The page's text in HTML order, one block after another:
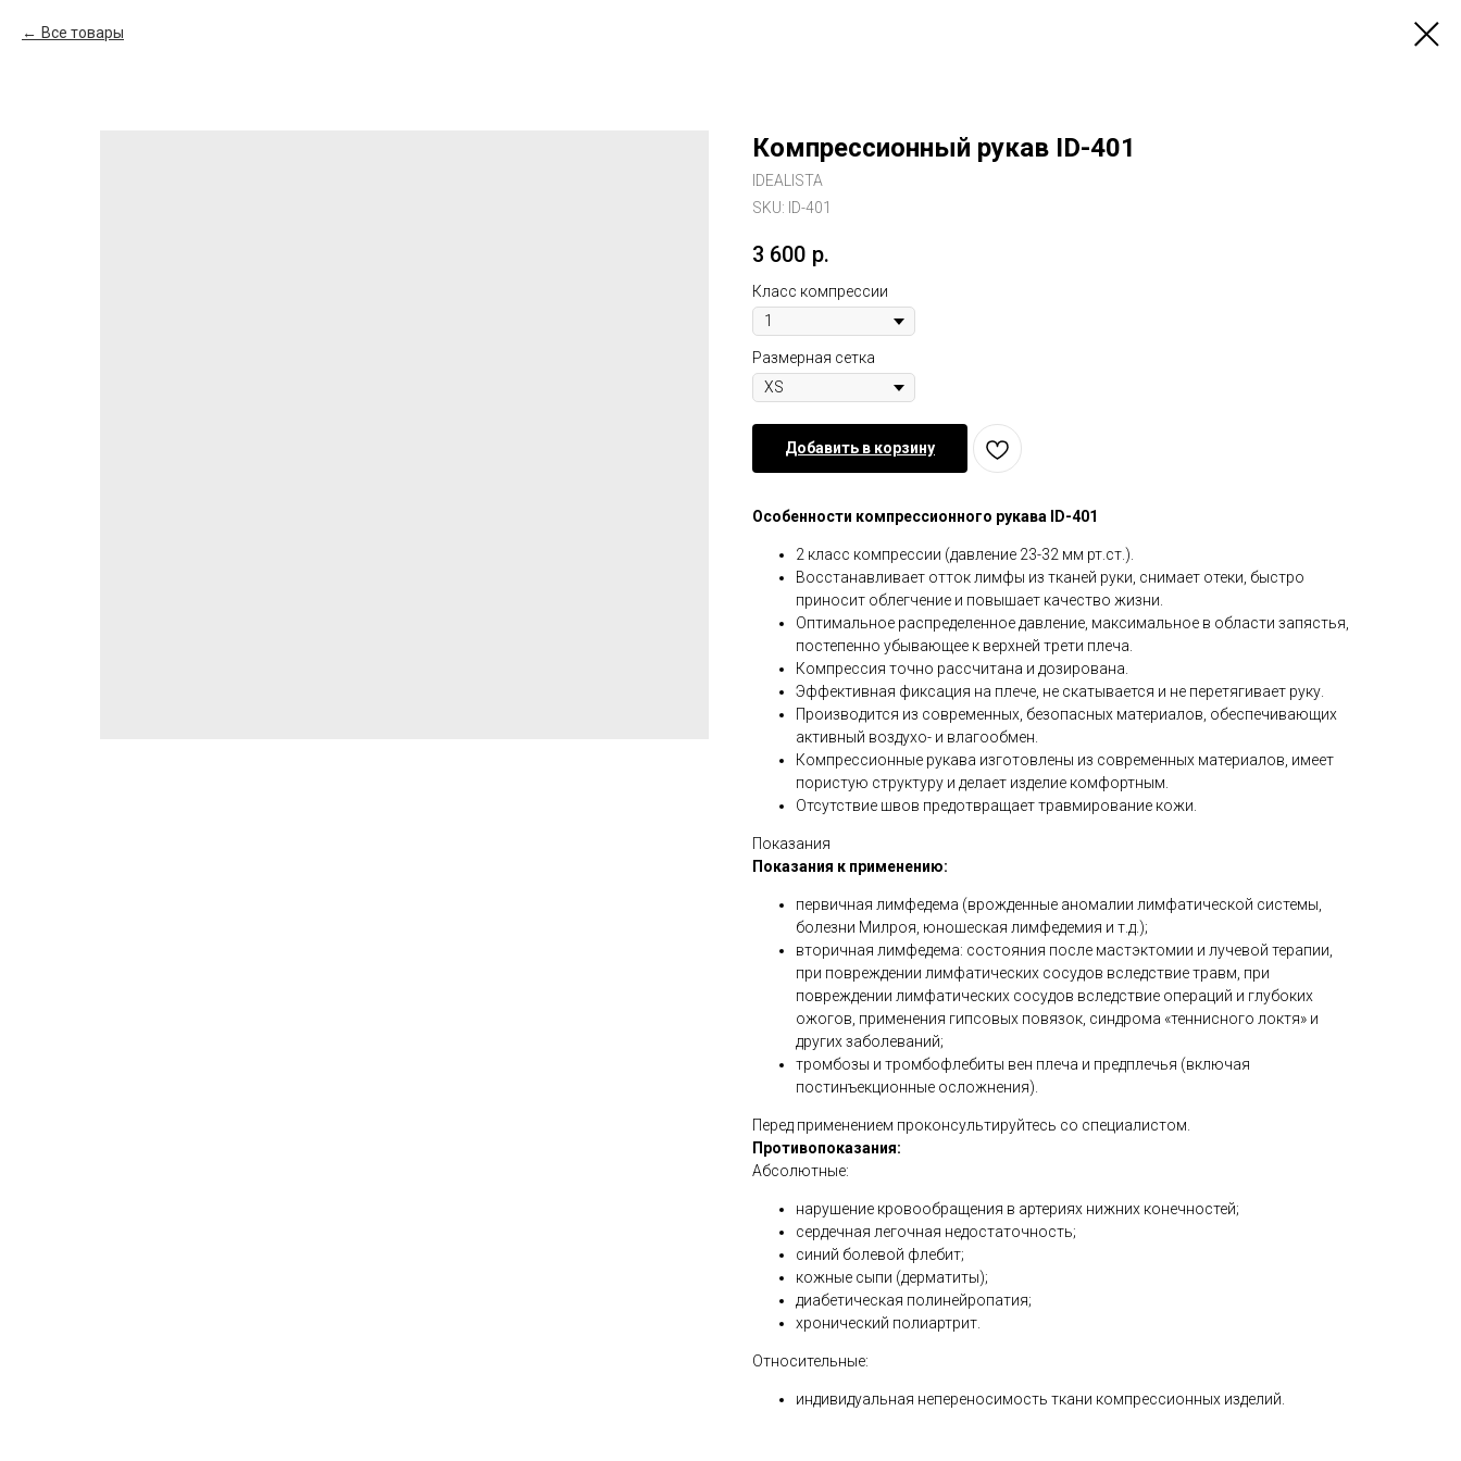
Все товары
Компрессионный рукав ID-401
IDEALISTA
SKU: ID-401
3 600 р.
Класс компрессии
Размерная сетка
Добавить в корзину
Особенности компрессионного рукава ID-401
2 класс компрессии (давление 23-32 мм рт.ст.).
Восстанавливает отток лимфы из тканей руки, снимает отеки, быстро
приносит облегчение и повышает качество жизни.
Оптимальное распределенное давление, максимальное в области запястья,
постепенно убывающее к верхней трети плеча.
Компрессия точно рассчитана и дозирована.
Эффективная фиксация на плече, не скатывается и не перетягивает руку.
Производится из современных, безопасных материалов, обеспечивающих
активный воздухо- и влагообмен.
Компрессионные рукава изготовлены из современных материалов, имеет
пористую структуру и делает изделие комфортным.
Отсутствие швов предотвращает травмирование кожи.
Показания
Показания к применению:
первичная лимфедема (врожденные аномалии лимфатической системы,
болезни Милроя, юношеская лимфедемия и т.д.);
вторичная лимфедема: состояния после мастэктомии и лучевой терапии,
при повреждении лимфатических сосудов вследствие травм, при
повреждении лимфатических сосудов вследствие операций и глубоких
ожогов, применения гипсовых повязок, синдрома «теннисного локтя» и
других заболеваний;
тромбозы и тромбофлебиты вен плеча и предплечья (включая
постинъекционные осложнения).
Перед применением проконсультируйтесь со специалистом.
Противопоказания:
Абсолютные:
нарушение кровообращения в артериях нижних конечностей;
сердечная легочная недостаточность;
синий болевой флебит;
кожные сыпи (дерматиты);
диабетическая полинейропатия;
хронический полиартрит.
Относительные:
индивидуальная непереносимость ткани компрессионных изделий.